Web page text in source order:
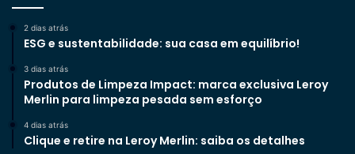
2 dias atrás
ESG e sustentabilidade: sua casa em equilíbrio!
3 dias atrás
Produtos de Limpeza Impact: marca exclusiva Leroy
Merlin para limpeza pesada sem esforço
4 dias atrás
Clique e retire na Leroy Merlin: saiba os detalhes